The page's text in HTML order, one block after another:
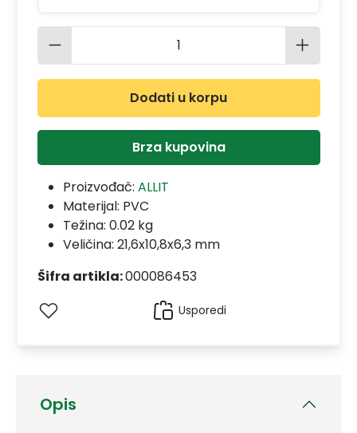
Opis
Količina proizvoda: Unesite
Dodati u korpu
Brza kupovina
Proizvođač: ALLIT
Materijal: PVC
Težina: 0.02 kg
Veličina: 21,6x10,8x6,3 mm
Šifra artikla:000086453
Usporedi